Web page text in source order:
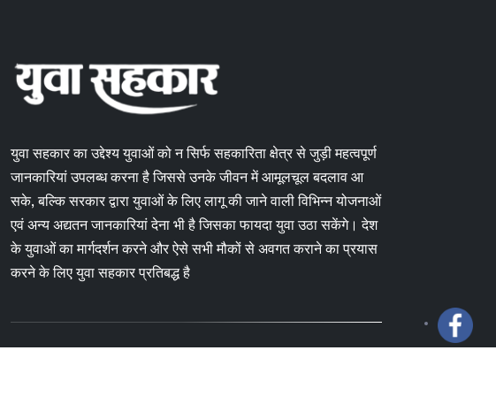
युवा सहकार का उद्देश्य युवाओं को न सिर्फ सहकारिता क्षेत्र से जुड़ी महत्वपूर्ण
जानकारियां उपलब्ध करना है जिससे उनके जीवन में आमूलचूल बदलाव आ
सके, बल्कि सरकार द्वारा युवाओं के लिए लागू की जाने वाली विभिन्न योजनाओं
एवं अन्य अद्यतन जानकारियां देना भी है जिसका फायदा युवा उठा सकेंगे। देश
के युवाओं का मार्गदर्शन करने और ऐसे सभी मौकों से अवगत कराने का प्रयास
करने के लिए युवा सहकार प्रतिबद्ध है